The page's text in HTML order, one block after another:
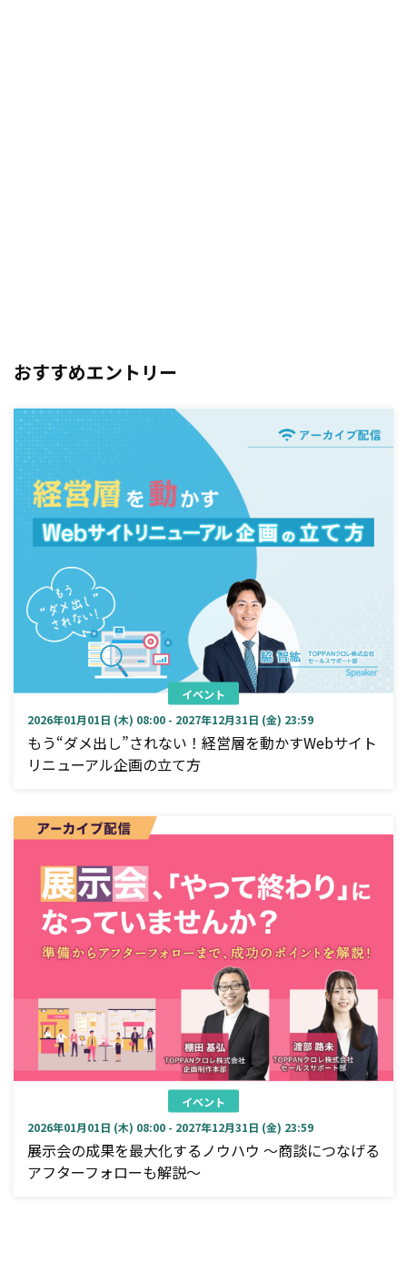
おすすめエントリー
イベント
2026年01月01日 (木) 08:00 - 2027年12月31日 (金) 23:59
もう“ダメ出し”されない！経営層を動かすWebサイト
リニューアル企画の立て方
イベント
2026年01月01日 (木) 08:00 - 2027年12月31日 (金) 23:59
展示会の成果を最大化するノウハウ ～商談につなげる
アフターフォローも解説～